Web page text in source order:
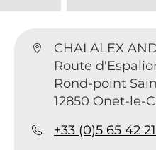
CHAI ALEX
Route
Rond-point
12850 Onet-le-
+33 (0)5 65 42